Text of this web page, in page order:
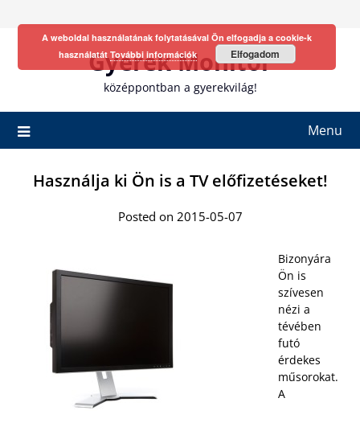
Gyerek Monitor
középpontban a gyerekvilág!
Menu
Használja ki Ön is a TV előfizetéseket!
Posted on 2015-05-07
Bizonyára
Ön is
szívesen
nézi a
tévében
futó
érdekes
műsorokat.
A
A weboldal használatának folytatásával Ön elfogadja a cookie-k
használatát További információk Elfogadom